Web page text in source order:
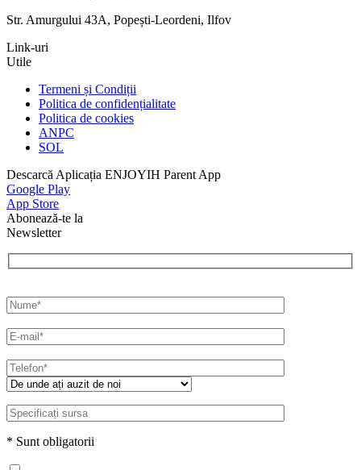
Str. Amurgului 43A, Popești-Leordeni, Ilfov
Link-uri
Utile
Termeni și Condiții
Politica de confidențialitate
Politica de cookies
ANPC
SOL
Descarcă Aplicația ENJOYIH Parent App
Google Play
App Store
Abonează-te la
Newsletter
* Sunt obligatorii